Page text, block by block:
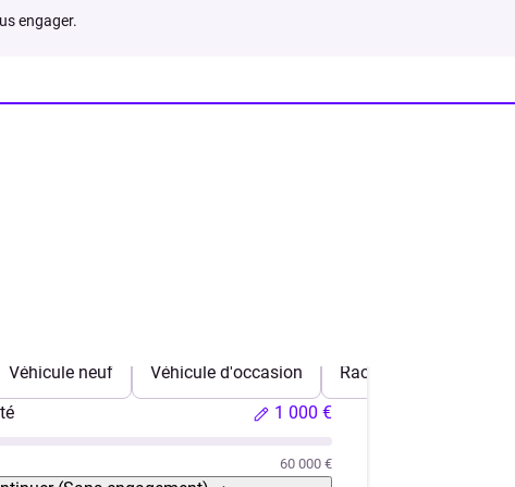
engager.
Véhicule neuf Véhicule d'occasion Rachat de crédits
1 000 €
60 000 €